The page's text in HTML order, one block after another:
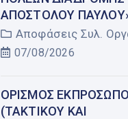
ΑΠΟΣΤΌΛΟΥ
Αποφάσεις Συλ.
07/08/2026
ΟΡΙΣΜΌΣ
(ΤΑΚΤΙΚΟΎ ΚΑΙ